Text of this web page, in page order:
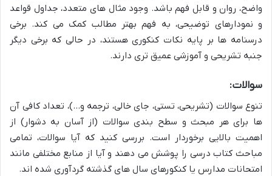
واضح، روان و قابل فهم باشد. وجود مثال های متعدد، جداول قواعد
و نمودارهای توضیحی، به فهم بهتر مطالب کمک می کند. برخی
درسنامه ها بر پایه نکات کنکوری هستند، در حالی که برخی دیگر
جنبه تشریحی و آموزشی عمیق تری دارند.
سوالات:
تنوع سوالات (تشریحی، تستی، جای خالی، ترجمه و…)، تعداد کافی آن
ها برای هر مبحث و سطح بندی سوالات (از آسان به دشوار) از
اهمیت بالایی برخوردار است. بررسی کنید که آیا سوالات، تمامی
مباحث کتاب درسی را پوشش می دهند و آیا از منابع مختلفی مانند
امتحانات مدارس یا کنکورهای سال های گذشته گردآوری شده اند.